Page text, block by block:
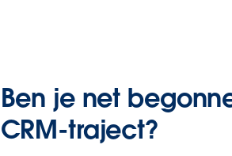
Ben je net
CRM-traject?